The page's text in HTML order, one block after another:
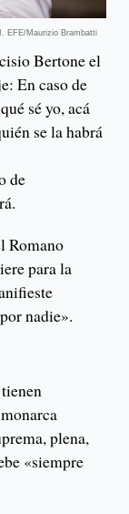
EFE/Maurizio Brambatti
Bertone el
En caso de
sé yo, acá
se la habrá
de
Romano
para la
nadie».
plena,
«siempre